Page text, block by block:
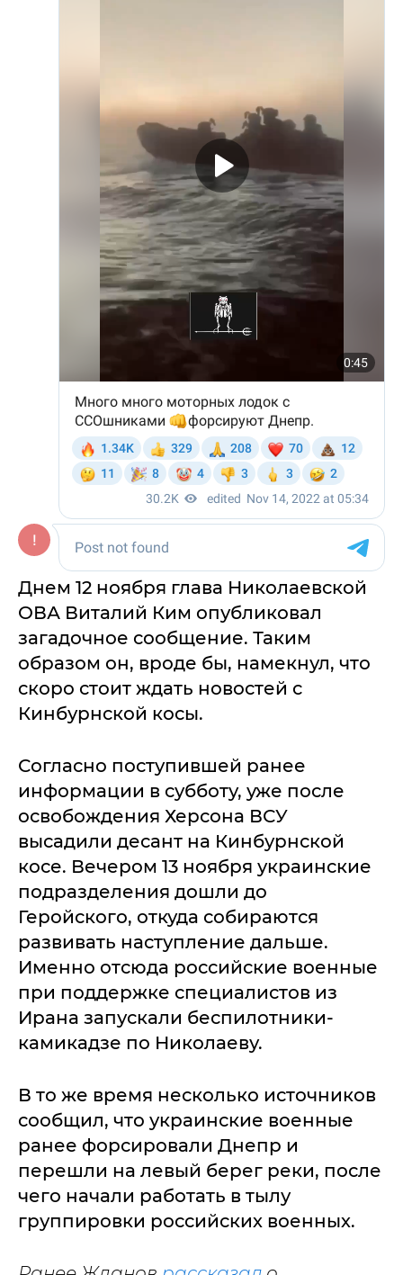
Днем 12 ноября глава Николаевской
ОВА Виталий Ким опубликовал
загадочное сообщение. Таким
образом он, вроде бы, намекнул, что
скоро стоит ждать новостей с
Кинбурнской косы.
Согласно поступившей ранее
информации в субботу, уже после
освобождения Херсона ВСУ
высадили десант на Кинбурнской
косе. Вечером 13 ноября украинские
подразделения дошли до
Геройского, откуда собираются
развивать наступление дальше.
Именно отсюда российские военные
при поддержке специалистов из
Ирана запускали беспилотники-
камикадзе по Николаеву.
В то же время несколько источников
сообщил, что украинские военные
ранее форсировали Днепр и
перешли на левый берег реки, после
чего начали работать в тылу
группировки российских военных.